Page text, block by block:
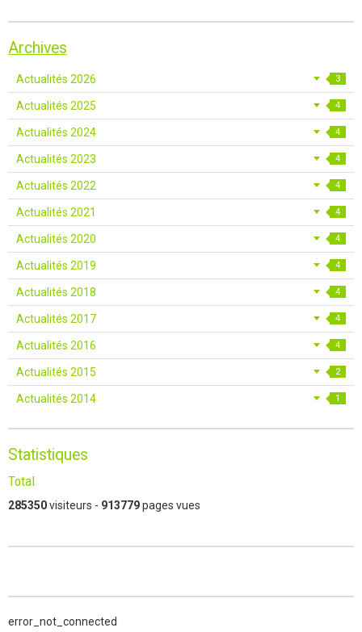
Archives
Actualités 2026 3
Actualités 2025 4
Actualités 2024 4
Actualités 2023 4
Actualités 2022 4
Actualités 2021 4
Actualités 2020 4
Actualités 2019 4
Actualités 2018 4
Actualités 2017 4
Actualités 2016 4
Actualités 2015 2
Actualités 2014 1
Statistiques
Total
285350visiteurs - 913779pages vues
error_not_connected